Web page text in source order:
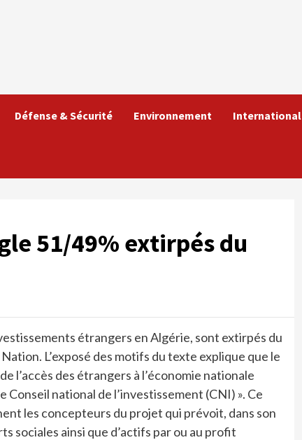
Défense & Sécurité Environnement International
51/49% extirpés du
étrangers en Algérie, sont extirpés du
L’exposé des motifs du texte explique que le
l’accès des étrangers à l’économie nationale
Conseil national de l’investissement (CNI) ». Ce
les concepteurs du projet qui prévoit, dans son
sociales ainsi que d’actifs par ou au profit